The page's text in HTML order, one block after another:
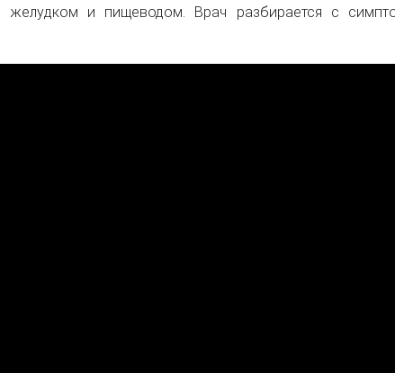
и пищеводом. Врач разбирается с